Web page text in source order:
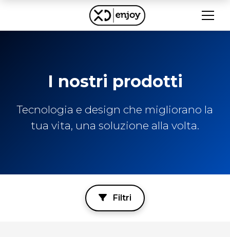
I nostri prodotti
Tecnologia e design che migliorano la
tua vita, una soluzione alla volta.
Filtri